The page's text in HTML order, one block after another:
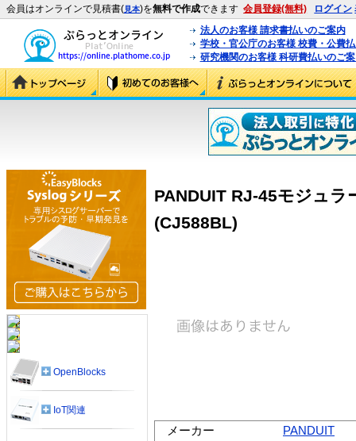
会員はオンラインで見積書(見本)を無料で作成できます 会員登録(無料) ログイン
法人のお客様 請求書払いのご案内
学校・官公庁のお客様 校費・公費
研究機関のお客様 科研費払いのご
PANDUIT RJ-45モジュ
(CJ588BL)
メーカー
PANDUIT
OpenBlocks
IoT関連